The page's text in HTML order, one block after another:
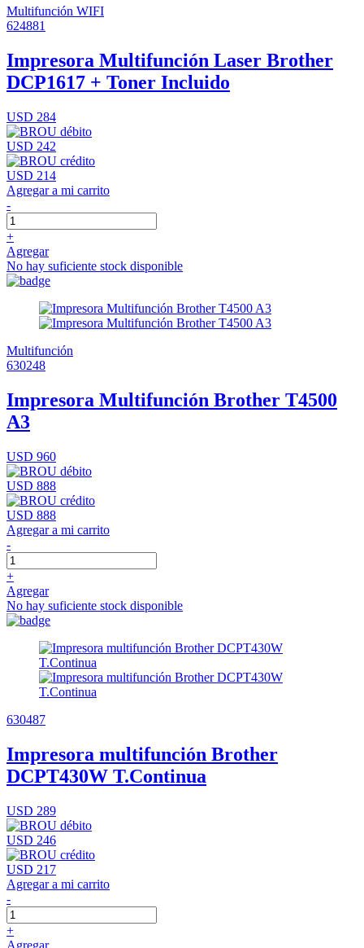
Multifunción WIFI
624881
Impresora Multifunción Laser Brother
DCP1617 + Toner Incluido
USD 284
USD 242
USD 214
Agregar a mi carrito
-
+
Agregar
No hay suficiente stock disponible
Multifunción
630248
Impresora Multifunción Brother T4500
A3
USD 960
USD 888
USD 888
Agregar a mi carrito
-
+
Agregar
No hay suficiente stock disponible
630487
Impresora multifunción Brother
DCPT430W T.Continua
USD 289
USD 246
USD 217
Agregar a mi carrito
-
+
Agregar